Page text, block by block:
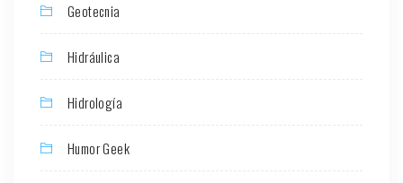
Geotecnia
Hidráulica
Hidrología
Humor Geek